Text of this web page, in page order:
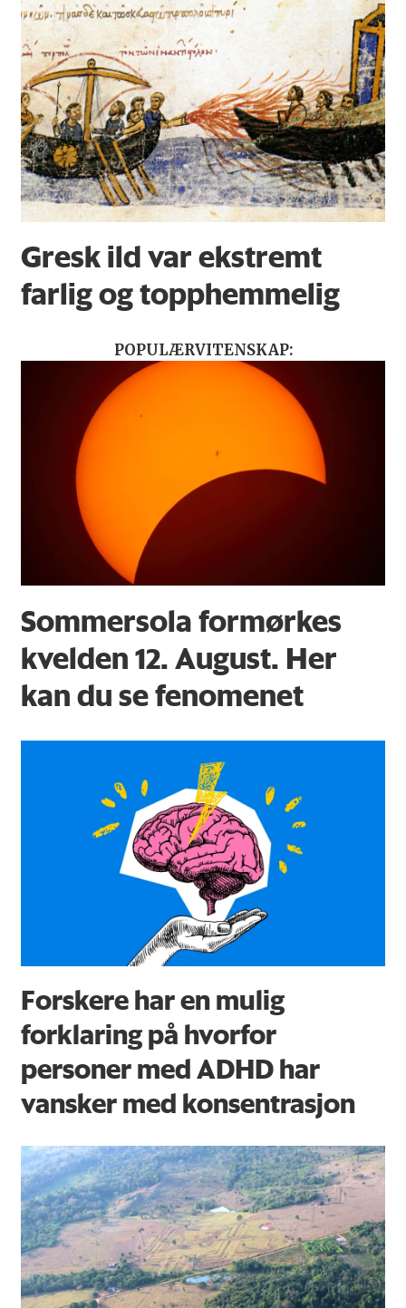
Gresk ild var ekstremt
farlig og topphemmelig
POPULÆRVITENSKAP:
Sommersola formørkes
kvelden 12. August. Her
kan du se fenomenet
Forskere har en mulig
forklaring på hvorfor
personer med ADHD har
vansker med konsentrasjon